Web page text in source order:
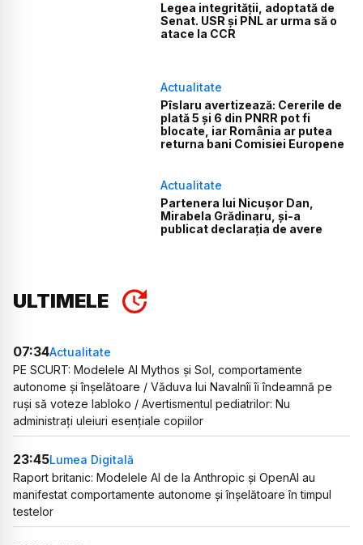
Legea integrității, adoptată de
Senat. USR și PNL ar urma să o
atace la CCR
Actualitate
Pîslaru avertizează: Cererile de
plată 5 și 6 din PNRR pot fi
blocate, iar România ar putea
returna bani Comisiei Europene
Actualitate
Partenera lui Nicușor Dan,
Mirabela Grădinaru, și-a
publicat declarația de avere
ULTIMELE
07:34Actualitate
PE SCURT: Modelele AI Mythos și Sol, comportamente
autonome și înșelătoare / Văduva lui Navalnîi îi îndeamnă pe
ruși să voteze Iabloko / Avertismentul pediatrilor: Nu
administrați uleiuri esențiale copiilor
23:45Lumea Digitală
Raport britanic: Modelele AI de la Anthropic și OpenAI au
manifestat comportamente autonome și înșelătoare în timpul
testelor